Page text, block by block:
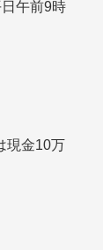
午前9時
現金10万